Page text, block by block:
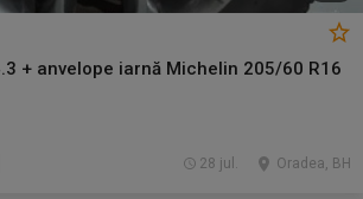
+ anvelope iarnă Michelin 205/60 R16
Oradea, BH
28 jul.